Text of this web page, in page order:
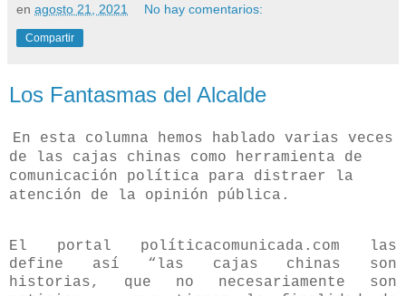
en agosto 21, 2021 No hay comentarios:
Compartir
Los Fantasmas del Alcalde
En esta columna hemos hablado varias veces
de las cajas chinas como herramienta de
comunicación política para distraer la
atención de la opinión pública.
El portal políticacomunicada.com las
define así “las cajas chinas son
historias, que no necesariamente son